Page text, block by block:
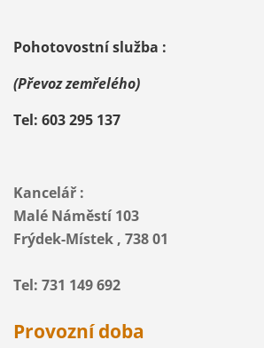
Pohotovostní služba :
(Převoz zemřelého)
Tel: 603 295 137
Kancelář :
Malé Náměstí 103
Frýdek-Místek , 738 01
Tel: 731 149 692
Provozní doba